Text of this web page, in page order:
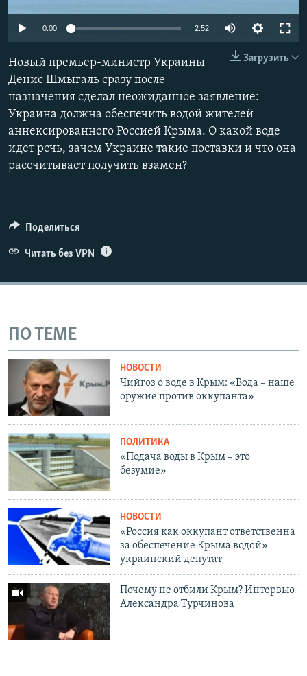
ПОБЕДИТЕЛЕЙ НЕ СУДЯТ?
ELIFBE
УКРАИНСКАЯ ПРОБЛЕМА КРЫМА
Все сайты RFE/RL270p
0:00 2:52
270p
404p
Загрузить
Новый премьер-министр Украины
Денис Шмыгаль сразу после
назначения сделал неожиданное заявление:
Украина должна обеспечить водой жителей
аннексированного Россией Крыма. О какой воде
идет речь, зачем Украине такие поставки и что она
рассчитывает получить взамен?
Поделиться
Читать без VPN
ПО ТЕМЕ
НОВОСТИ
Чийгоз о воде в Крым: «Вода – наше
оружие против оккупанта»
ПОЛИТИКА
«Подача воды в Крым – это
безумие»
НОВОСТИ
«Россия как оккупант ответственна
за обеспечение Крыма водой» –
украинский депутат
Почему не отбили Крым? Интервью
Александра Турчинова